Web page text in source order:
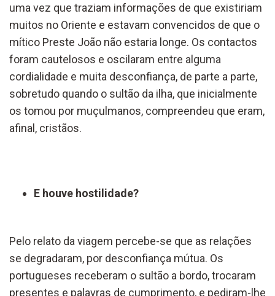
uma vez que traziam informações de que existiriam
muitos no Oriente e estavam convencidos de que o
mítico Preste João não estaria longe. Os contactos
foram cautelosos e oscilaram entre alguma
cordialidade e muita desconfiança, de parte a parte,
sobretudo quando o sultão da ilha, que inicialmente
os tomou por muçulmanos, compreendeu que eram,
afinal, cristãos.
E houve hostilidade?
Pelo relato da viagem percebe-se que as relações
se degradaram, por desconfiança mútua. Os
portugueses receberam o sultão a bordo, trocaram
presentes e palavras de cumprimento, e pediram-lhe